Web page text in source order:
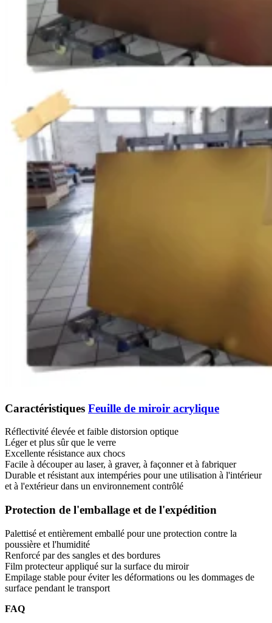
Caractéristiques Feuille de miroir acrylique
Réflectivité élevée et faible distorsion optique
Léger et plus sûr que le verre
Excellente résistance aux chocs
Facile à découper au laser, à graver, à façonner et à fabriquer
Durable et résistant aux intempéries pour une utilisation à l'intérieur
et à l'extérieur dans un environnement contrôlé
Protection de l'emballage et de l'expédition
Palettisé et entièrement emballé pour une protection contre la
poussière et l'humidité
Renforcé par des sangles et des bordures
Film protecteur appliqué sur la surface du miroir
Empilage stable pour éviter les déformations ou les dommages de
surface pendant le transport
FAQ